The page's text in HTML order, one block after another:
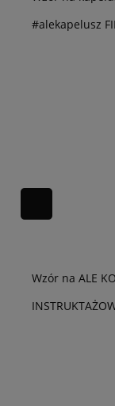
#alekapelusz
Wzór na ALE